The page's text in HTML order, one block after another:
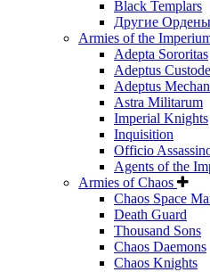
Black Templars
Другие Ордены
Armies of the
Adepta Sororitas
Adeptus
Adeptus
Astra Militarum
Imperial Knights
Inquisition
Officio
Agents of the
Armies of Chaos
Chaos Space
Death Guard
Thousand Sons
Chaos Daemons
Chaos Knights